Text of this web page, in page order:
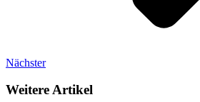
Nächster
Weitere Artikel